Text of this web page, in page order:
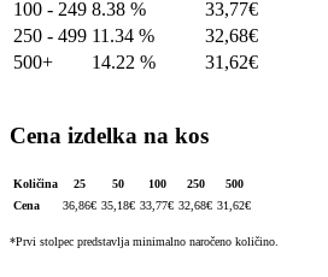
100 - 249 8.38 % 33,77€
250 - 499 11.34 % 32,68€
500+
14.22 % 31,62€
Cena izdelka na kos
Količina 25 50 100 250
500
Cena
36,86€ 35,18€ 33,77€ 32,68€ 31,62€
*Prvi stolpec predstavlja minimalno naročeno količino.